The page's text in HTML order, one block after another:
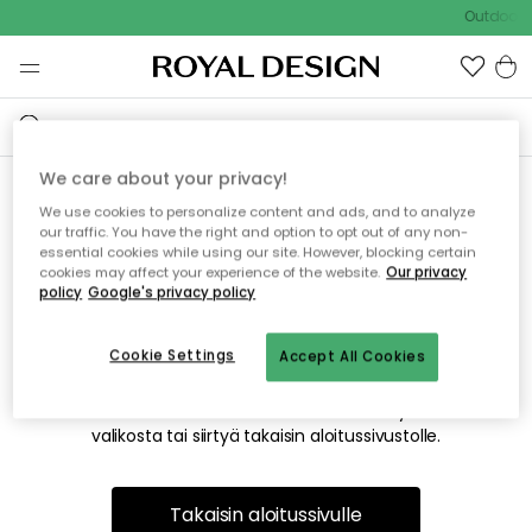
Outdoor
Emme valitettavasti löydä
etsimääsi sivua
Tämä voi johtua siitä, että sivua ei enää ole tai siitä, että se
on siirretty muualle. Pahoittelemme tästä mahdollisesti
valikosta tai siirtyä takaisin aloitussivustolle.
Takaisin aloitussivulle
We care about your privacy!
We use cookies to personalize content and ads, and to analyze
our traffic. You have the right and option to opt out of any non-
essential cookies while using our site. However, blocking certain
cookies may affect your experience of the website. Our privacy
policy Google's privacy policy
Accept All Cookies
Cookie Settings